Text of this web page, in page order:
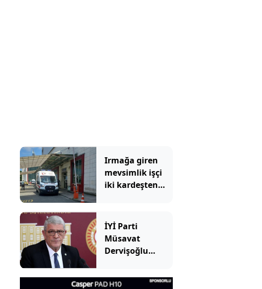
Irmağa giren
mevsimlik işçi
iki kardeşten
durumu ağır
İYİ Parti
Müsavat
Dervişoğlu
görüşen Süreç